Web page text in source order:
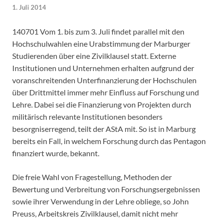
1. Juli 2014
140701 Vom 1. bis zum 3. Juli findet parallel mit den
Hochschulwahlen eine Urabstimmung der Marburger
Studierenden über eine Zivilklausel statt. Externe
Institutionen und Unternehmen erhalten aufgrund der
voranschreitenden Unterfinanzierung der Hochschulen
über Drittmittel immer mehr Einfluss auf Forschung und
Lehre. Dabei sei die Finanzierung von Projekten durch
militärisch relevante Institutionen besonders
besorgniserregend, teilt der AStA mit. So ist in Marburg
bereits ein Fall, in welchem Forschung durch das Pentagon
finanziert wurde, bekannt.
Die freie Wahl von Fragestellung, Methoden der
Bewertung und Verbreitung von Forschungsergebnissen
sowie ihrer Verwendung in der Lehre obliege, so John
Preuss, Arbeitskreis Zivilklausel, damit nicht mehr